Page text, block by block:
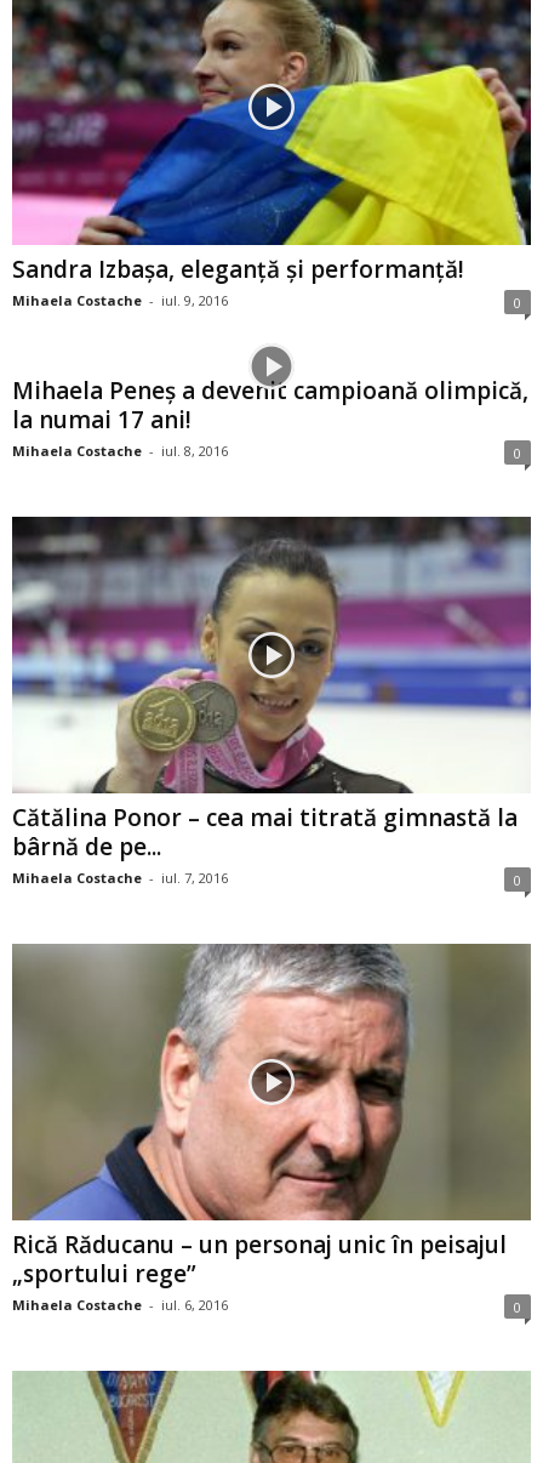
Sandra Izbaşa, eleganţă şi performanţă!
Mihaela Costache - iul. 9, 2016 0
Mihaela Peneş a devenit campioană olimpică,
la numai 17 ani!
Mihaela Costache - iul. 8, 2016 0
Cătălina Ponor – cea mai titrată gimnastă la
bârnă de pe...
Mihaela Costache - iul. 7, 2016 0
Rică Răducanu – un personaj unic în peisajul
„sportului rege”
Mihaela Costache - iul. 6, 2016 0